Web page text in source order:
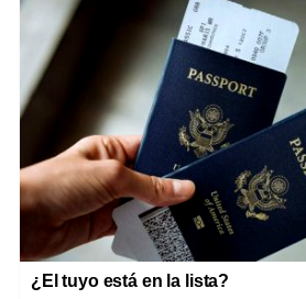
¿El tuyo está en la lista?